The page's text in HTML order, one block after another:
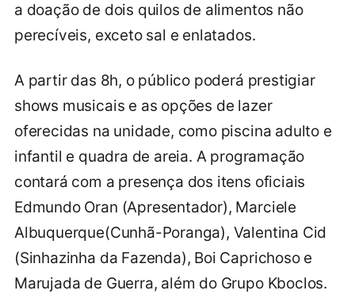
a doação de dois quilos de alimentos não
perecíveis, exceto sal e enlatados.
A partir das 8h, o público poderá prestigiar
shows musicais e as opções de lazer
oferecidas na unidade, como piscina adulto e
infantil e quadra de areia. A programação
contará com a presença dos itens oficiais
Edmundo Oran (Apresentador), Marciele
Albuquerque(Cunhã-Poranga), Valentina Cid
(Sinhazinha da Fazenda), Boi Caprichoso e
Marujada de Guerra, além do Grupo Kboclos.